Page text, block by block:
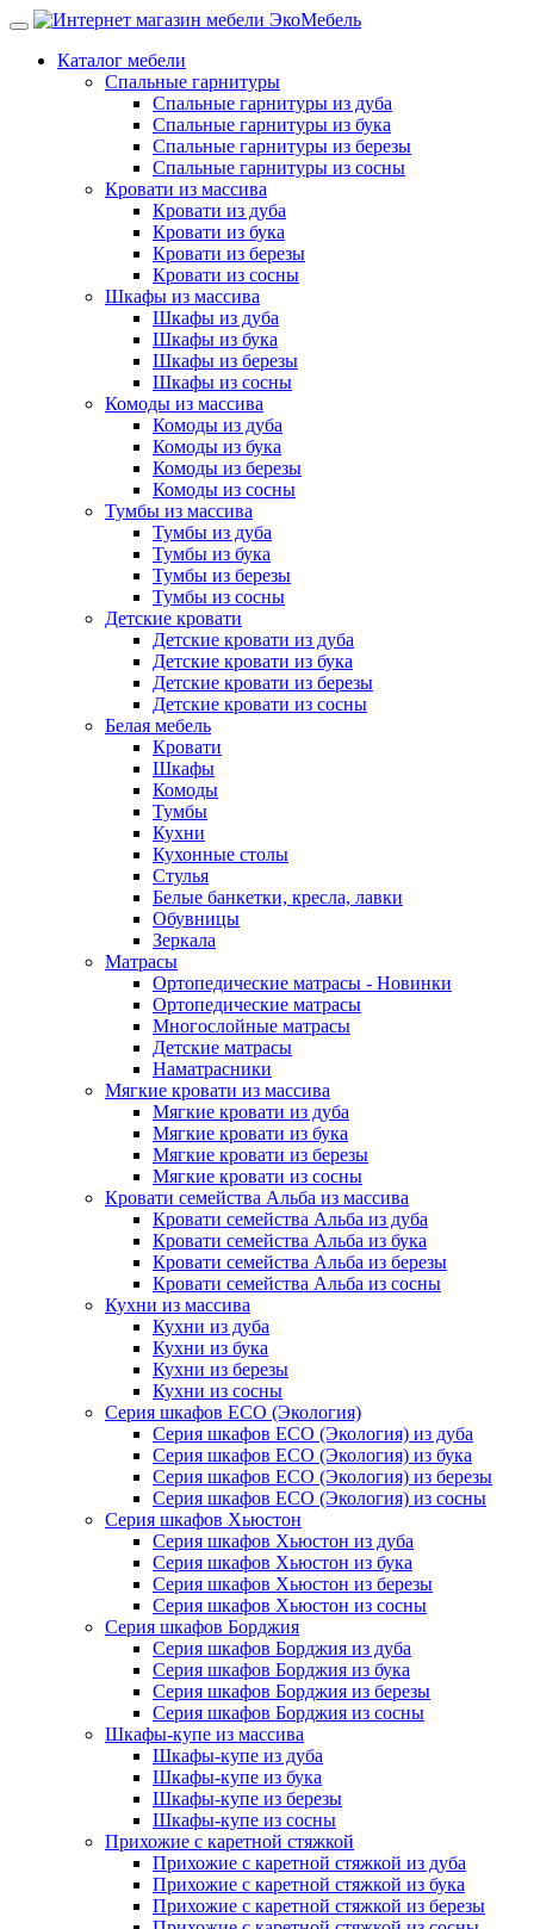
Каталог мебели
Спальные гарнитуры
Спальные гарнитуры из дуба
Спальные гарнитуры из бука
Спальные гарнитуры из березы
Спальные гарнитуры из сосны
Кровати из массива
Кровати из дуба
Кровати из бука
Кровати из березы
Кровати из сосны
Шкафы из массива
Шкафы из дуба
Шкафы из бука
Шкафы из березы
Шкафы из сосны
Комоды из массива
Комоды из дуба
Комоды из бука
Комоды из березы
Комоды из сосны
Тумбы из массива
Тумбы из дуба
Тумбы из бука
Тумбы из березы
Тумбы из сосны
Детские кровати
Детские кровати из дуба
Детские кровати из бука
Детские кровати из березы
Детские кровати из сосны
Белая мебель
Кровати
Шкафы
Комоды
Тумбы
Кухни
Кухонные столы
Стулья
Белые банкетки, кресла, лавки
Обувницы
Зеркала
Матрасы
Ортопедические матрасы - Новинки
Ортопедические матрасы
Многослойные матрасы
Детские матрасы
Наматрасники
Мягкие кровати из массива
Мягкие кровати из дуба
Мягкие кровати из бука
Мягкие кровати из березы
Мягкие кровати из сосны
Кровати семейства Альба из массива
Кровати семейства Альба из дуба
Кровати семейства Альба из бука
Кровати семейства Альба из березы
Кровати семейства Альба из сосны
Кухни из массива
Кухни из дуба
Кухни из бука
Кухни из березы
Кухни из сосны
Серия шкафов ECO (Экология)
Серия шкафов ECO (Экология) из дуба
Серия шкафов ECO (Экология) из бука
Серия шкафов ECO (Экология) из березы
Серия шкафов ECO (Экология) из сосны
Серия шкафов Хьюстон
Серия шкафов Хьюстон из дуба
Серия шкафов Хьюстон из бука
Серия шкафов Хьюстон из березы
Серия шкафов Хьюстон из сосны
Серия шкафов Борджия
Серия шкафов Борджия из дуба
Серия шкафов Борджия из бука
Серия шкафов Борджия из березы
Серия шкафов Борджия из сосны
Шкафы-купе из массива
Шкафы-купе из дуба
Шкафы-купе из бука
Шкафы-купе из березы
Шкафы-купе из сосны
Прихожие с каретной стяжкой
Прихожие с каретной стяжкой из дуба
Прихожие с каретной стяжкой из бука
Прихожие с каретной стяжкой из березы